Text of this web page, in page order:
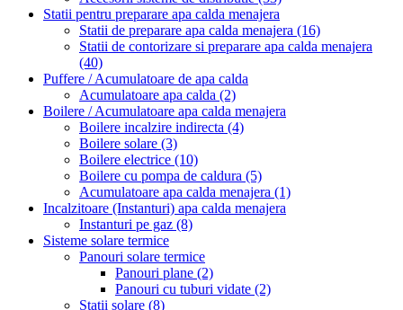
Statii pentru preparare apa calda menajera
Statii de preparare apa calda menajera (16)
Statii de contorizare si preparare apa calda menajera
(40)
Puffere / Acumulatoare de apa calda
Acumulatoare apa calda (2)
Boilere / Acumulatoare apa calda menajera
Boilere incalzire indirecta (4)
Boilere solare (3)
Boilere electrice (10)
Boilere cu pompa de caldura (5)
Acumulatoare apa calda menajera (1)
Incalzitoare (Instanturi) apa calda menajera
Instanturi pe gaz (8)
Sisteme solare termice
Panouri solare termice
Panouri plane (2)
Panouri cu tuburi vidate (2)
Statii solare (8)